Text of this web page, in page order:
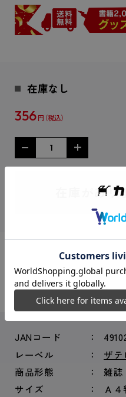
在庫なし
356 円
在庫があ
JANコード
レーベル
ザテ
商品形態
雑誌
サイズ
Ａ４